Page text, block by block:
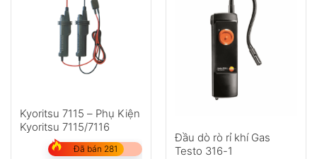
Kyoritsu 7115 – Phụ Kiện
Kyoritsu 7115/7116
Đã bán 281
Đầu dò rò rỉ khí Gas
Testo 316-1